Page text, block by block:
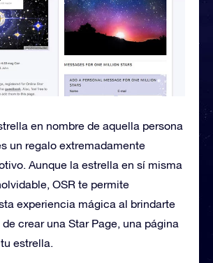
en nombre de aquella persona
un regalo extremadamente
Aunque la estrella en sí misma
OSR te permite
experiencia mágica al brindarte
crear una Star Page, una página
estrella.